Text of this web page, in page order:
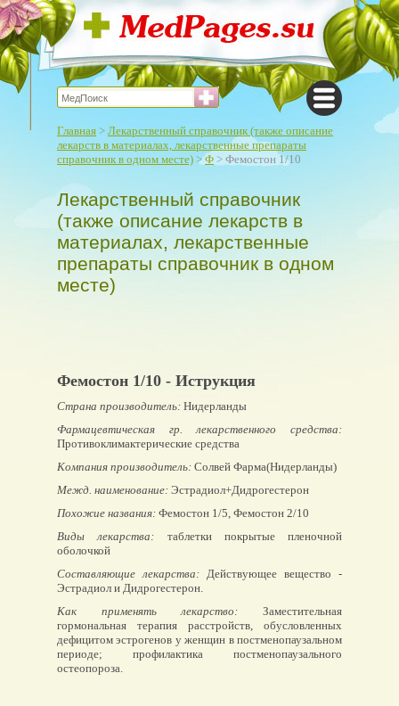
Главная > Лекарственный справочник (также описание
лекарств в материалах, лекарственные препараты
справочник в одном месте) >Ф > Фемостон 1/10
Лекарственный справочник
(также описание лекарств в
материалах, лекарственные
препараты справочник в одном
месте)
Фемостон 1/10 - Иструкция
Страна производитель: Нидерланды
Фармацевтическая гр. лекарственного средства:
Противоклимактерические средства
Компания производитель: Солвей Фарма(Нидерланды)
Межд. наименование: Эстрадиол+Дидрогестерон
Похожие названия: Фемостон 1/5, Фемостон 2/10
Виды лекарства: таблетки покрытые пленочной
оболочкой
Составляющие лекарства: Действующее вещество -
Эстрадиол и Дидрогестерон.
Как применять лекарство: Заместительная
гормональная терапия расстройств, обусловленных
дефицитом эстрогенов у женщин в постменопаузальном
периоде; профилактика постменопаузального
остеопороза.